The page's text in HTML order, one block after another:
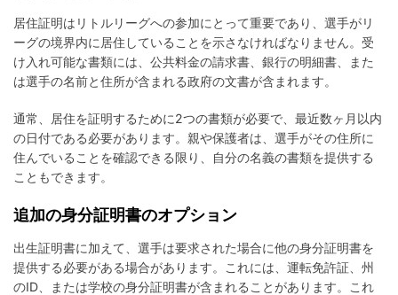
居住証明はリトルリーグへの参加にとって重要であり、選手がリ
ーグの境界内に居住していることを示さなければなりません。受
け入れ可能な書類には、公共料金の請求書、銀行の明細書、また
は選手の名前と住所が含まれる政府の文書が含まれます。
通常、居住を証明するために2つの書類が必要で、最近数ヶ月以内
の日付である必要があります。親や保護者は、選手がその住所に
住んでいることを確認できる限り、自分の名義の書類を提供する
こともできます。
追加の身分証明書のオプション
出生証明書に加えて、選手は要求された場合に他の身分証明書を
提供する必要がある場合があります。これには、運転免許証、州
のID、または学校の身分証明書が含まれることがあります。これ